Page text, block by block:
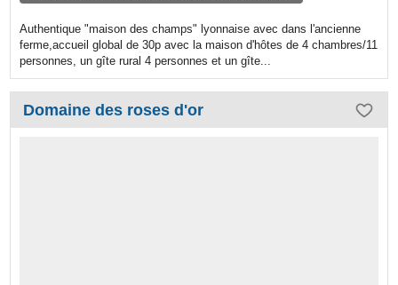
Authentique "maison des champs" lyonnaise avec dans l'ancienne
ferme,accueil global de 30p avec la maison d'hôtes de 4 chambres/11
personnes, un gîte rural 4 personnes et un gîte...
Domaine des roses d'or